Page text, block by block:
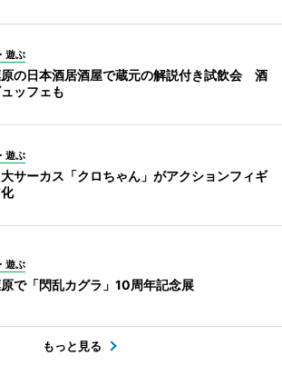
遊ぶ
の日本酒居酒屋で蔵元の解説付き試飲会 酒
ッフェも
遊ぶ
サーカス「クロちゃん」がアクションフィギ
遊ぶ
で「閃乱カグラ」10周年記念展
もっと見る